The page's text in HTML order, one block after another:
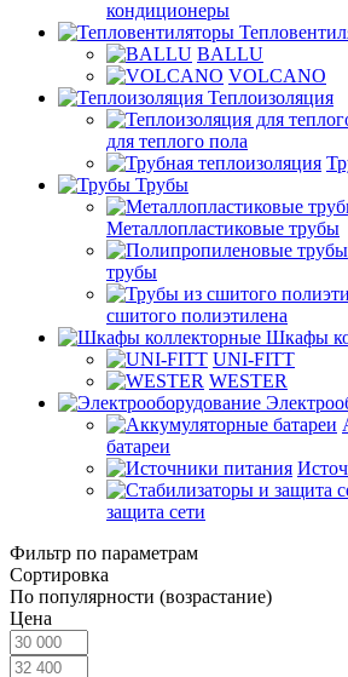
кондиционеры
BALLU
VOLCANO
Теплоизоляция
для теплого пола
Трубы
Металлопластиковые трубы
трубы
сшитого полиэтилена
Шкафы
UNI-FITT
WESTER
батареи
защита сети
Фильтр по параметрам
Сортировка
По популярности (возрастание)
Цена